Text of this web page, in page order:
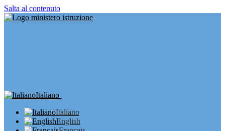
Salta al contenuto
Italiano
Italiano
English